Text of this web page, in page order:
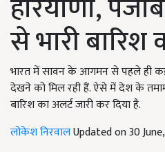
से भारी बारिश
भारत में सावन के आगमन से पहले ही कई
देखने को मिल रही हैं. ऐसे में देश के
बारिश का अलर्ट जारी कर दिया है.
लोकेश निरवालUpdated on 30